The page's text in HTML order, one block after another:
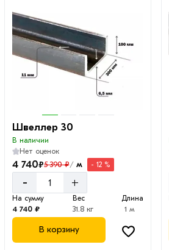
Швеллер 30
В наличии
Нет оценок
4 740₽5 390 ₽/ м - 12 %
- +
На сумму
4 740 ₽
Вес
31.8 кг
Длина
1 м
В корзину